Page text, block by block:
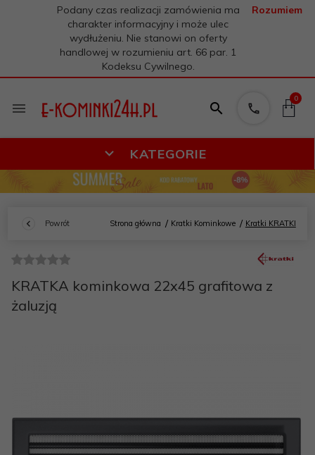
Podany czas realizacji zamówienia ma
charakter informacyjny i może ulec
wydłużeniu. Nie stanowi on oferty
handlowej w rozumieniu art. 66 par. 1
Kodeksu Cywilnego.
Rozumiem
0
KATEGORIE
Powrót Strona główna Kratki Kominkowe Kratki KRATKI
KRATKA kominkowa 22x45 grafitowa z
żaluzją